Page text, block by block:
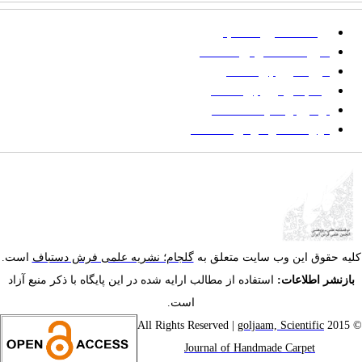
پرداخت صورتحساب
شیوه‌نامه نگارش مقالات
فرایند ارزیابی مقاله
زمانبندی ارزیابی مقاله
توضیح وضعیت مقالات
فهرست موضوعی مقاله‌ها
حقوق این وب سایت متعلق بهگلجام؛ نشریه علمی فرش دستبافاست.
اطلاعات:استفاده از مطالب ارایه شده در این پایگاه با ذکر منبع آزاد
است.
©
goljaam, Scientific
Journal of Handmade Carpet